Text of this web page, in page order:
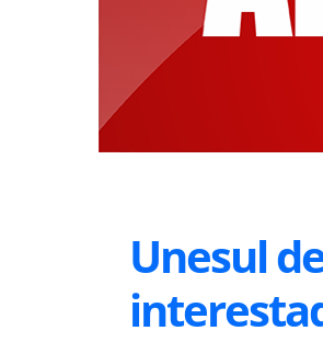
Unesul